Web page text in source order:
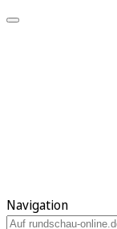
Navigation